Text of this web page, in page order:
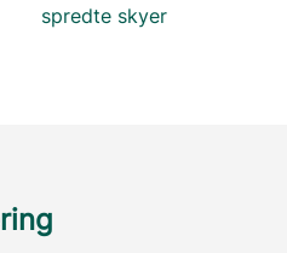
spredte skyer